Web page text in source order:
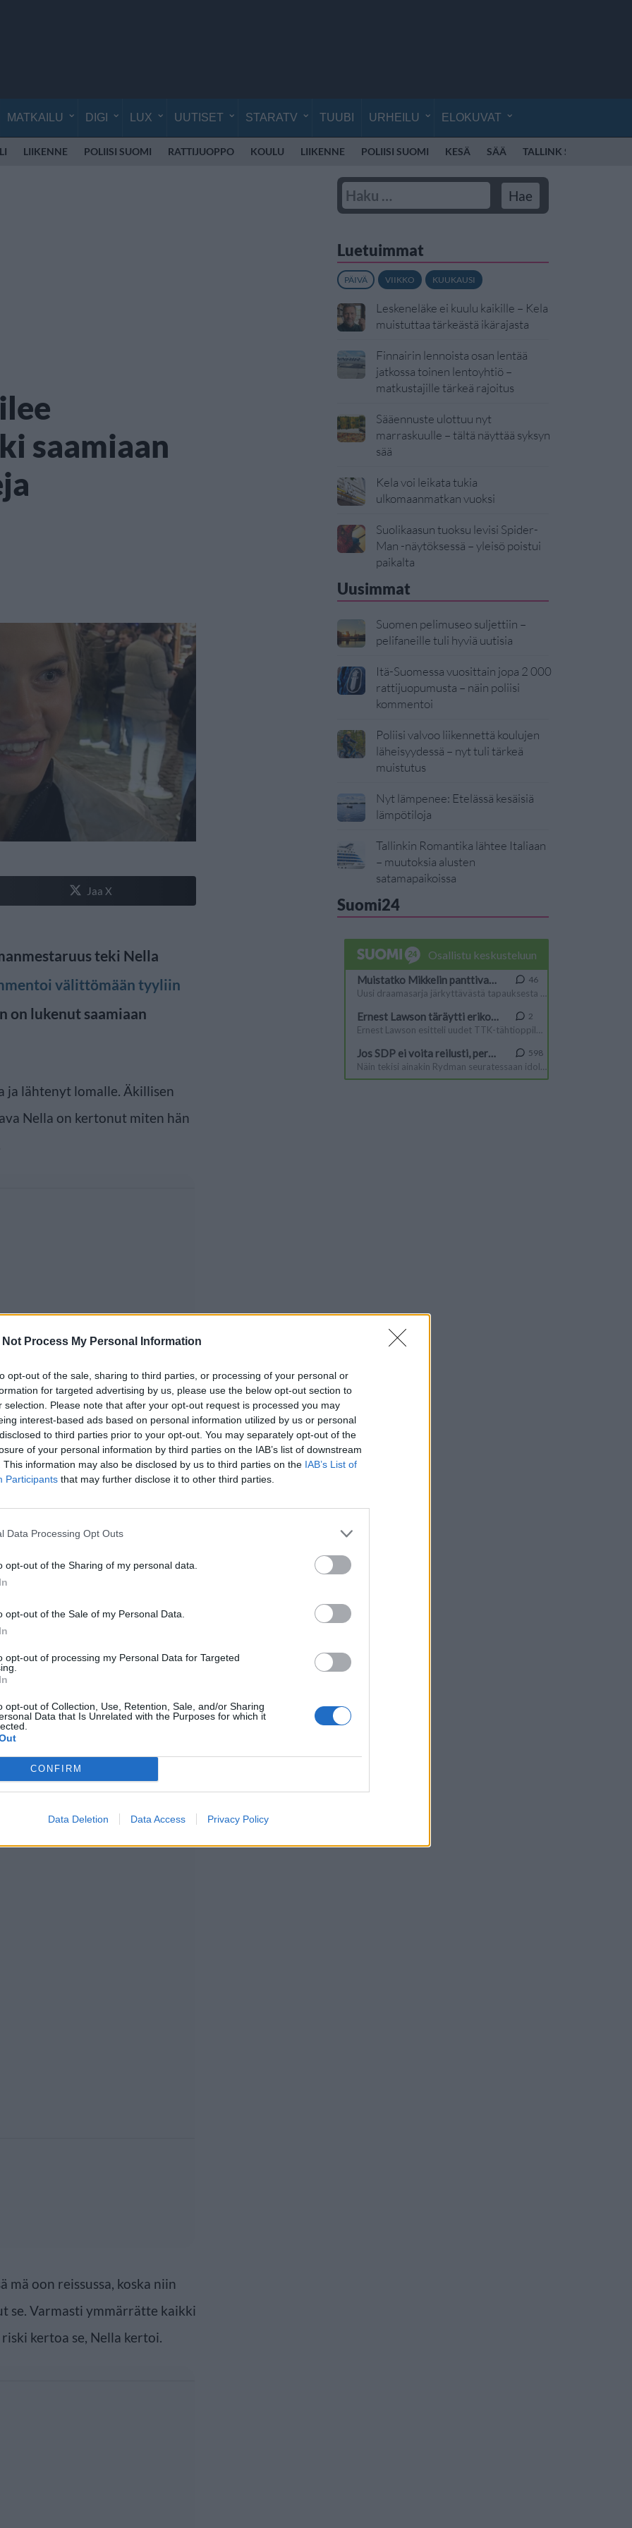
Not Process My Personal Information
opt-out of the sale, sharing to third parties, or processing of your personal or
for targeted advertising by us, please use the below opt-out section to
selection. Please note that after your opt-out request is processed you may
interest-based ads based on personal information utilized by us or personal
to third parties prior to your opt-out. You may separately opt-out of the
of your personal information by third parties on the IAB’s list of downstream
This information may also be disclosed by us to third parties on the IAB’s List of
Participants that may further disclose it to other third parties.
Data Processing Opt Outs
opt-out of the Sharing of my personal data.
opt-out of the Sale of my Personal Data.
opt-out of processing my Personal Data for Targeted
opt-out of Collection, Use, Retention, Sale, and/or Sharing
Data that Is Unrelated with the Purposes for which it
CONFIRM
Data Deletion Data Access Privacy Policy
MATKAILU DIGI LUX UUTISET STARATV TUUBI URHEILU ELOKUVAT
LIIKENNE POLIISI SUOMI RATTIJUOPPO KOULU LIIKENNE POLIISI SUOMI KESÄ SÄÄ TALLINK SILJA
saamiaan
Jaa X
teki Nella
välittömään tyyliin
on lukenut saamiaan
ja lähtenyt lomalle. Äkillisen
Nella on kertonut miten hän
irti
ja joi lounaalla
sänkynsä petaamatta.
voi tehdä niin. Lisäksi hän
Nella ei kuitenkaan
mä oon reissussa, koska niin
se. Varmasti ymmärrätte kaikki
kertoa se, Nella kertoi.
Luetuimmat
PÄIVÄ VIIKKO KUUKAUSI
Leskeneläke ei kuulu kaikille – Kela
muistuttaa tärkeästä ikärajasta
Finnairin lennoista osan lentää
jatkossa toinen lentoyhtiö –
matkustajille tärkeä rajoitus
Sääennuste ulottuu nyt
marraskuulle – tältä näyttää syksyn
sää
Kela voi leikata tukia
ulkomaanmatkan vuoksi
Suolikaasun tuoksu levisi Spider-
Man -näytöksessä – yleisö poistui
paikalta
Uusimmat
Suomen pelimuseo suljettiin –
pelifaneille tuli hyviä uutisia
Itä-Suomessa vuosittain jopa 2 000
rattijuopumusta – näin poliisi
kommentoi
Poliisi valvoo liikennettä koulujen
läheisyydessä – nyt tuli tärkeä
muistutus
Nyt lämpenee: Etelässä kesäisiä
lämpötiloja
Tallinkin Romantika lähtee Italiaan
– muutoksia alusten
satamapaikoissa
Suomi24